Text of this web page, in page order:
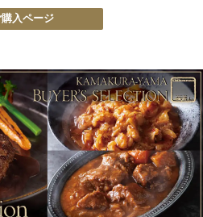
購入ページ